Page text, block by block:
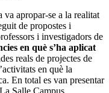
apropar-se a la realitat
de propostes i
i investigadors de
en què s’ha aplicat
reals de projectes de
en què la
En total es van presentar
Salle Campus